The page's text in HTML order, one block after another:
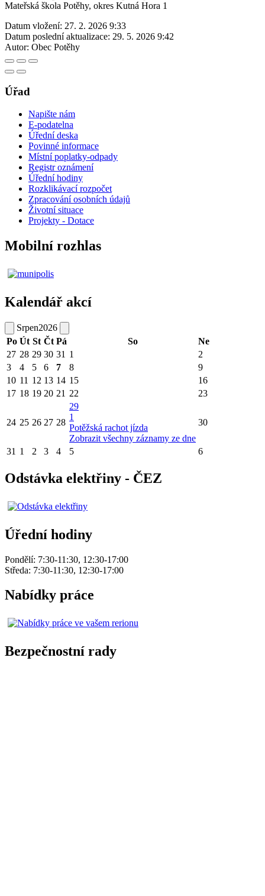
Mateřská škola Potěhy, okres Kutná Hora 1
Datum vložení: 27. 2. 2026 9:33
Datum poslední aktualizace: 29. 5. 2026 9:42
Autor: Obec Potěhy
Úřad
Napište nám
E-podatelna
Úřední deska
Povinné informace
Místní poplatky-odpady
Registr oznámení
Úřední hodiny
Rozklikávací rozpočet
Zpracování osobních údajů
Životní situace
Projekty - Dotace
Mobilní rozhlas
Kalendář akcí
Srpen2026
Po Út St Čt Pá So
Ne
27 28 29 30 31 1
2
3
4 5 6 7 8
9
10 11 12 13 14 15
16
17 18 19 20 21 22 23
24 25 26 27 28
29
1
Potěžská rachot jízda
Zobrazit všechny záznamy ze dne
30
31 1 2 3 4 5 6
Odstávka elektřiny - ČEZ
Úřední hodiny
Pondělí: 7:30-11:30, 12:30-17:00
Středa: 7:30-11:30, 12:30-17:00
Nabídky práce
Bezpečnostní rady